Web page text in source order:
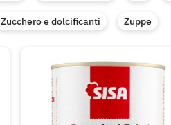
Zucchero e dolcificanti Zuppe